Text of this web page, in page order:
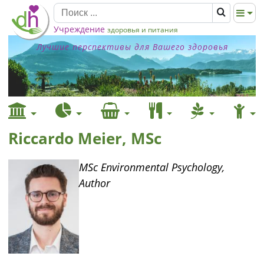
Учреждение здоровья и питания
Лучшие перспективы для Вашего здоровья
Riccardo Meier, MSc
MSc Environmental Psychology,
Author